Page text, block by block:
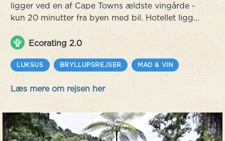
ligger ved en af Cape Towns ældste vingårde -
kun 20 minutter fra byen med bil. Hotellet ligger
vid foden af Steenberg Mountains og med flot
udsigt over False Bay.
Ecorating 2.0
LUKSUS BRYLLUPSREJSER MAD & VIN
Læs mere om rejsen her